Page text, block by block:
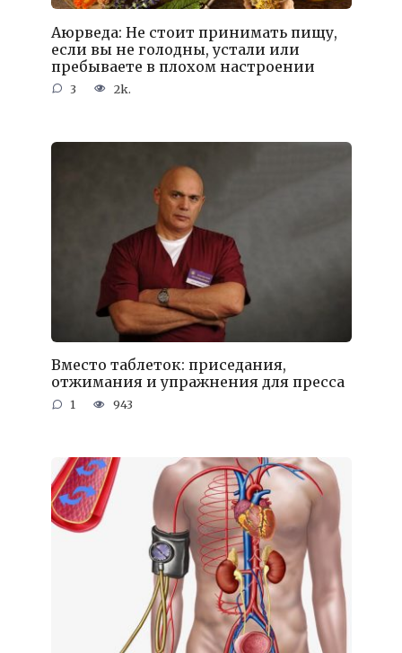
Аюрведа: Не стоит принимать пищу,
если вы не голодны, устали или
пребываете в плохом настроении
3 2k.
Вместо таблеток: приседания,
отжимания и упражнения для пресса
1 943